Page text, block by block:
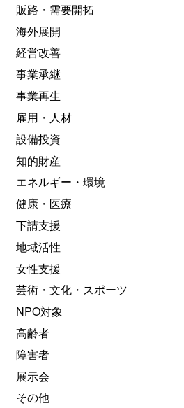
販路・需要開拓
海外展開
経営改善
事業承継
事業再生
雇用・人材
設備投資
知的財産
エネルギー・環境
健康・医療
下請支援
地域活性
女性支援
芸術・文化・スポーツ
NPO対象
高齢者
障害者
展示会
その他